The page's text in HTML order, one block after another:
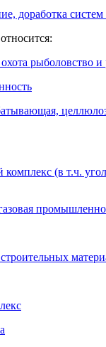
доработка
рыболовство
(в т.ч.